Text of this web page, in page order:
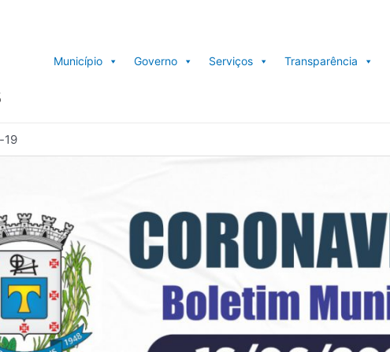
Município Governo Serviços Transparência
19